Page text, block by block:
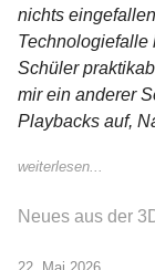
nichts
Technologiefalle
Schüler
mir ein anderer
Playbacks auf,
weiterlesen...
Neues aus der